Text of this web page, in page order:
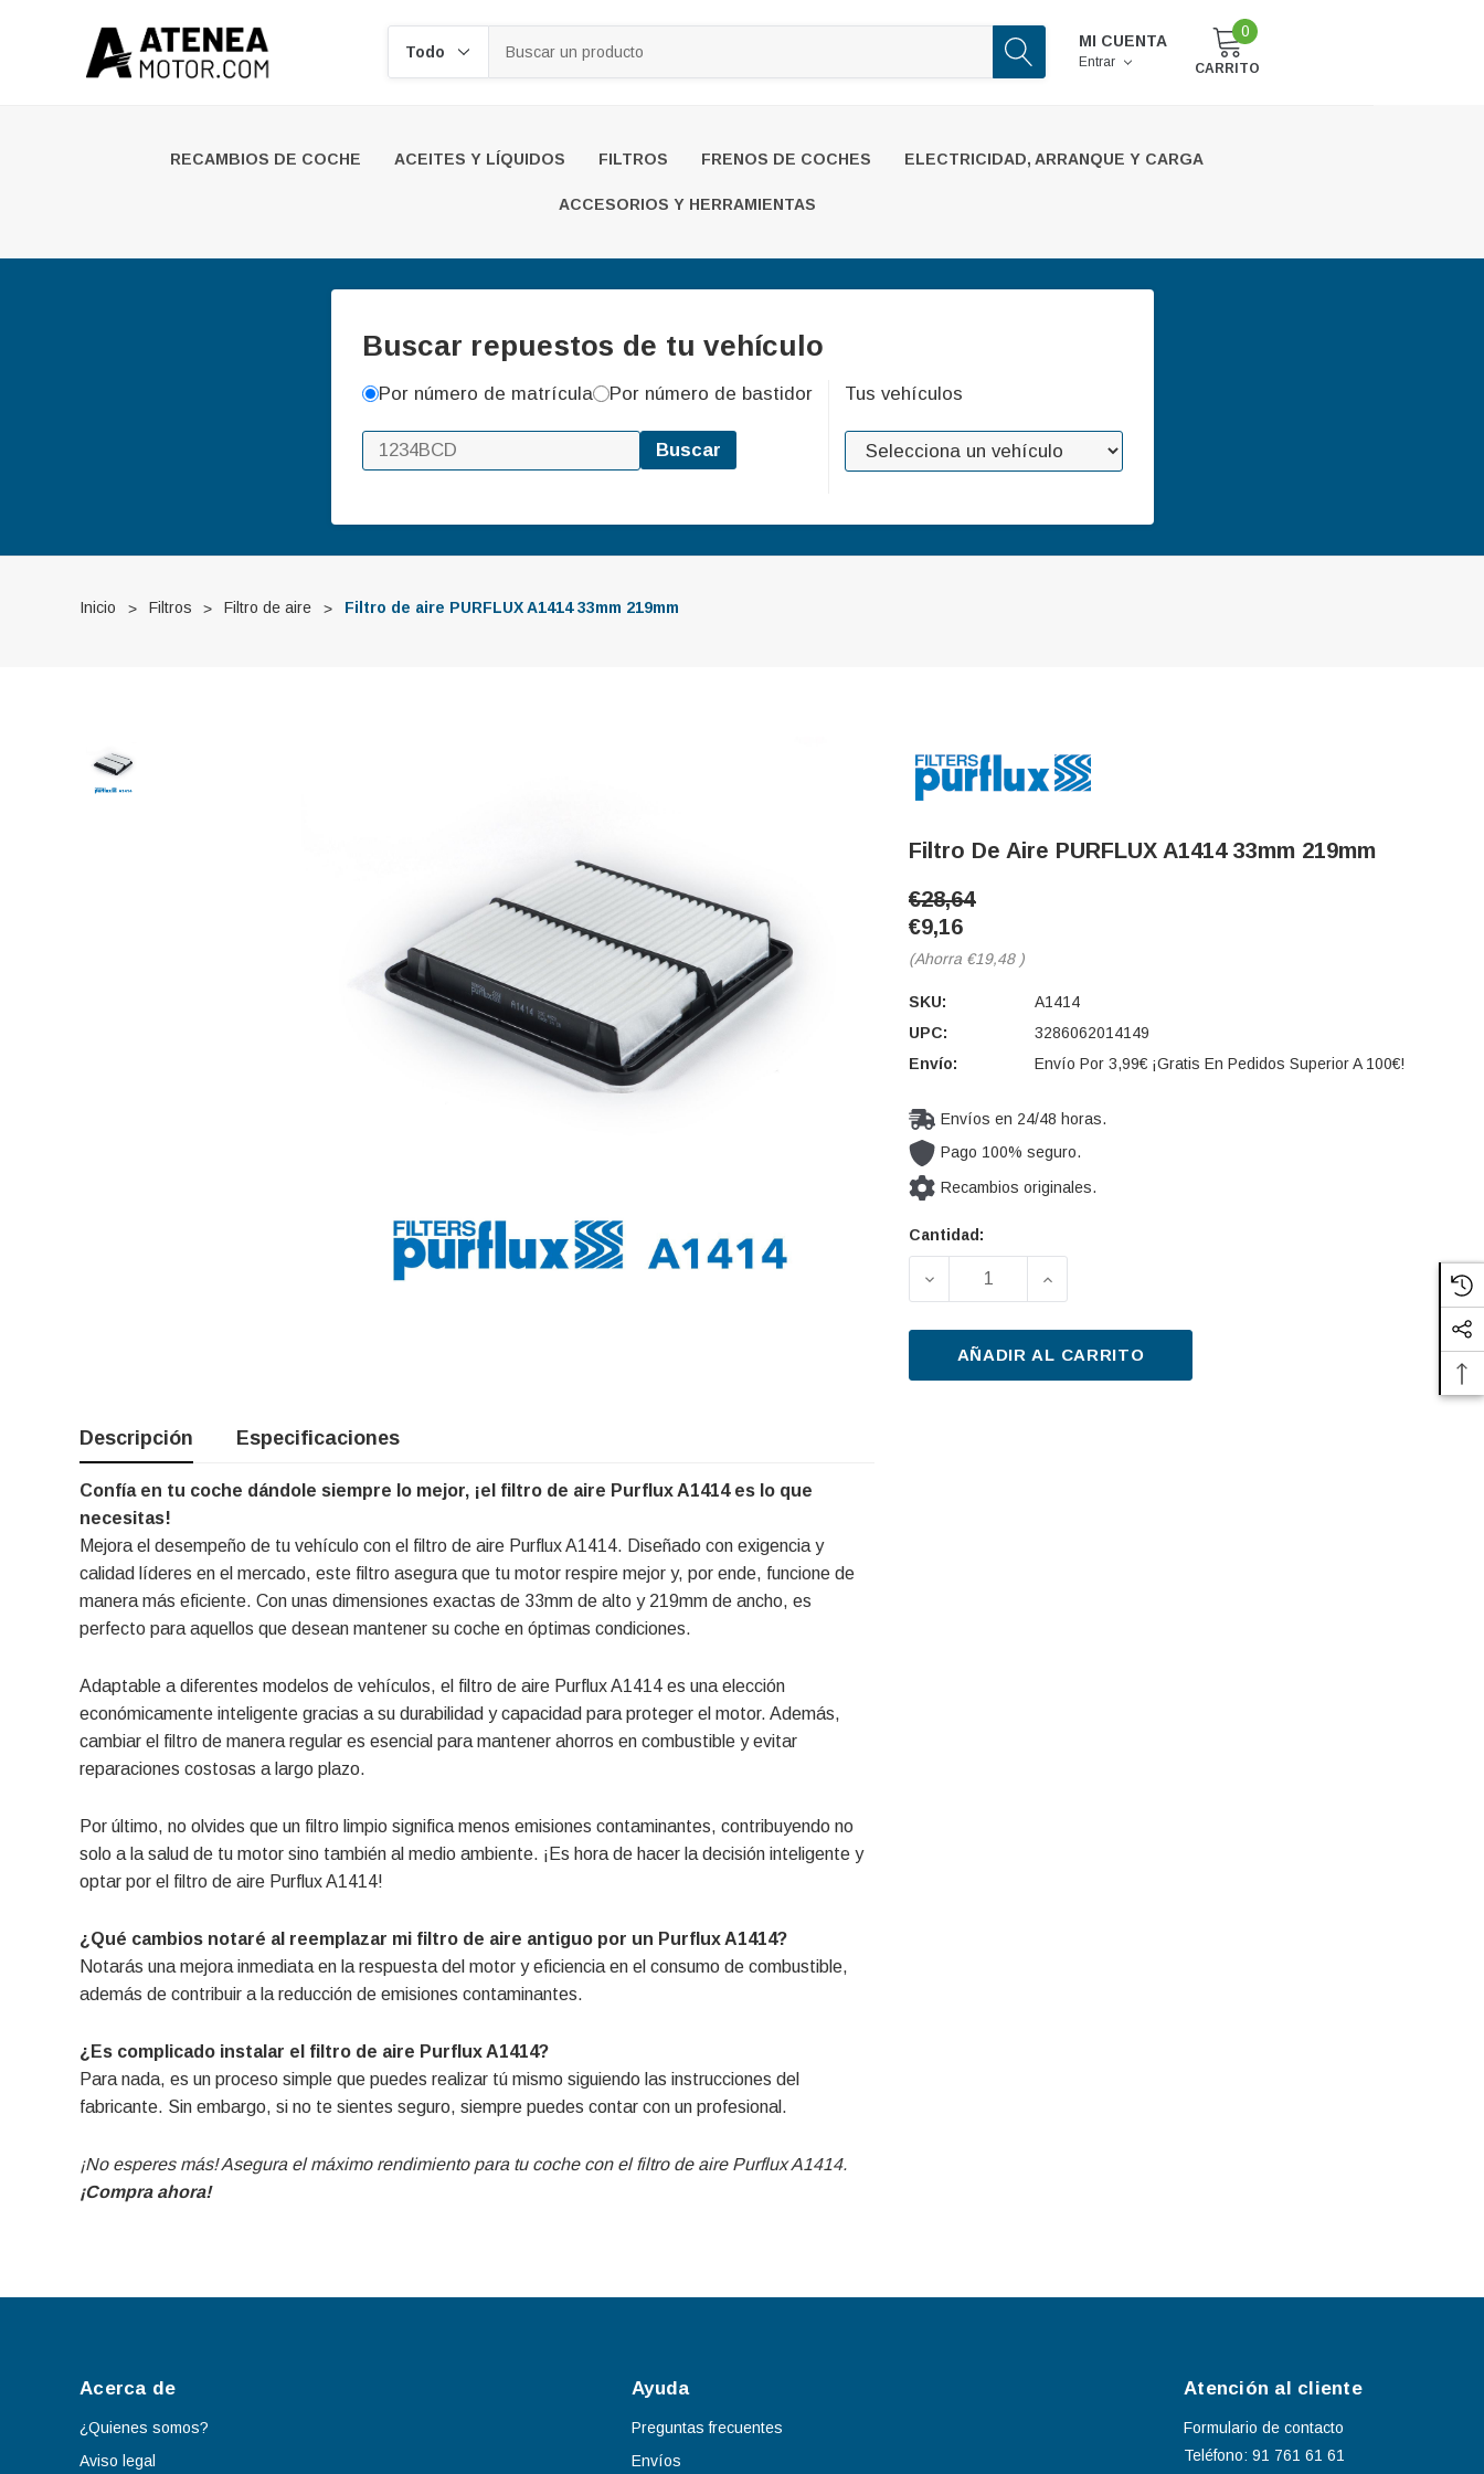
MI CUENTA
Entrar
0
CARRITO
RECAMBIOS DE COCHE ACEITES Y LÍQUIDOS FILTROS FRENOS DE COCHES ELECTRICIDAD, ARRANQUE Y CARGA
ACCESORIOS Y HERRAMIENTAS
Buscar repuestos de tu vehículo
Por número de matrícula Por número de bastidor
Buscar
Tus vehículos
Inicio Filtros Filtro de aire Filtro de aire PURFLUX A1414 33mm 219mm
Filtro De Aire PURFLUX A1414 33mm 219mm
€28,64
€9,16
(Ahorra €19,48 )
SKU:
A1414
UPC:
3286062014149
Envío:
Envío Por 3,99€ ¡Gratis En Pedidos Superior A 100€!
Envíos en 24/48 horas.
Pago 100% seguro.
Recambios originales.
Cantidad
Cantidad:
DISMINUIR LA CANTIDAD DE FILTRO DE AIRE PURFLUX A1414
AUMENTAR LA CANTIDAD DE FILTRO DE AIRE
AÑADIR AL CARRITO
Descripción Especificaciones
Confía en tu coche dándole siempre lo mejor, ¡el filtro de aire Purflux A1414 es lo que
necesitas!
Mejora el desempeño de tu vehículo con el filtro de aire Purflux A1414. Diseñado con exigencia y
calidad líderes en el mercado, este filtro asegura que tu motor respire mejor y, por ende, funcione de
manera más eficiente. Con unas dimensiones exactas de 33mm de alto y 219mm de ancho, es
perfecto para aquellos que desean mantener su coche en óptimas condiciones.
Adaptable a diferentes modelos de vehículos, el filtro de aire Purflux A1414 es una elección
económicamente inteligente gracias a su durabilidad y capacidad para proteger el motor. Además,
cambiar el filtro de manera regular es esencial para mantener ahorros en combustible y evitar
reparaciones costosas a largo plazo.
Por último, no olvides que un filtro limpio significa menos emisiones contaminantes, contribuyendo no
solo a la salud de tu motor sino también al medio ambiente. ¡Es hora de hacer la decisión inteligente y
optar por el filtro de aire Purflux A1414!
¿Qué cambios notaré al reemplazar mi filtro de aire antiguo por un Purflux A1414?
Notarás una mejora inmediata en la respuesta del motor y eficiencia en el consumo de combustible,
además de contribuir a la reducción de emisiones contaminantes.
¿Es complicado instalar el filtro de aire Purflux A1414?
Para nada, es un proceso simple que puedes realizar tú mismo siguiendo las instrucciones del
fabricante. Sin embargo, si no te sientes seguro, siempre puedes contar con un profesional.
¡No esperes más! Asegura el máximo rendimiento para tu coche con el filtro de aire Purflux A1414.
¡Compra ahora!
Acerca de
¿Quienes somos?
Aviso legal
Ayuda
Preguntas frecuentes
Envíos
Atención al cliente
Formulario de contacto
Teléfono: 91 761 61 61